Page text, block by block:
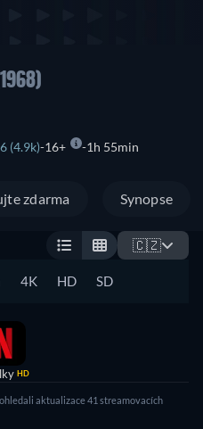
(4.9k) 16+ 1h 55min
zdarma Synopse
🇨🇿
4K HD SD
HD
aktualizace 41 streamovacích